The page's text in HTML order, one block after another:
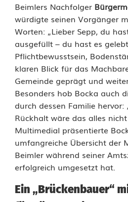
Beimlers Nachfolger
würdigte seinen Vorgänger
Worten: „Lieber Sepp, du
ausgefüllt – du hast es
Pflichtbewusstsein,
klaren Blick für das
Gemeinde geprägt und
Besonders hob Bocka auch
durch dessen Familie hervor:
Rückhalt wäre das alles
Multimedial präsentierte
umfangreiche Übersicht der
Beimler während seiner
erfolgreich umgesetzt hat.
Ein „Brückenbauer“